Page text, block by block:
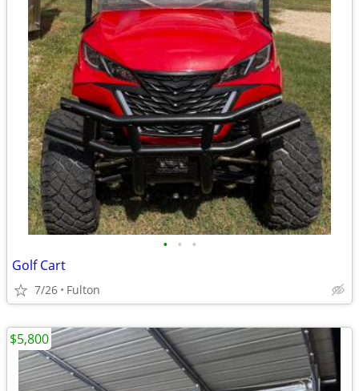
• • •
Golf Cart
7/26 Fulton
$5,800